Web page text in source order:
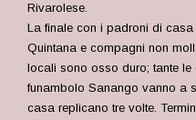
Rivarolese.
La finale con i padroni di
Quintana e compagni non
locali sono osso duro; tante
funambolo Sanango vanno a
casa replicano tre volte.